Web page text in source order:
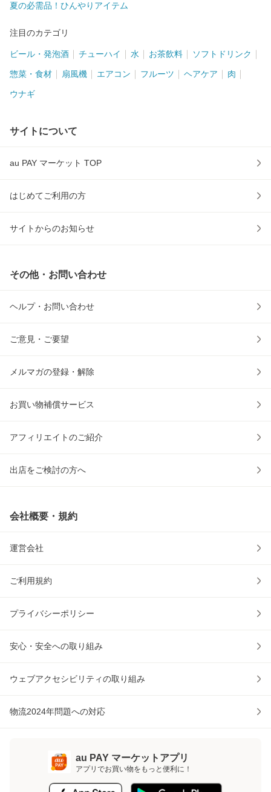
夏の必需品！ひんやりアイテム
注目のカテゴリ
ビール・発泡酒 チューハイ 水 お茶飲料 ソフトドリンク
惣菜・食材 扇風機 エアコン フルーツ ヘアケア 肉
ウナギ
サイトについて
au PAY マーケット TOP
はじめてご利用の方
サイトからのお知らせ
その他・お問い合わせ
ヘルプ・お問い合わせ
ご意見・ご要望
メルマガの登録・解除
お買い物補償サービス
アフィリエイトのご紹介
出店をご検討の方へ
会社概要・規約
運営会社
ご利用規約
プライバシーポリシー
安心・安全への取り組み
ウェブアクセシビリティの取り組み
物流2024年問題への対応
au PAY マーケットアプリ
アプリでお買い物をもっと便利に！